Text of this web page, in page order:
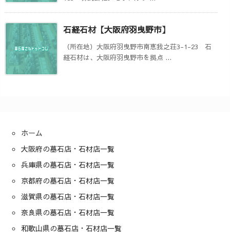
石経石材【大阪府羽曳野市】
（所在地）大阪府羽曳野市南恵我之荘3-1-23 石
経石材は、大阪府羽曳野市を拠点 ...
ホーム
大阪府の墓石店・石材店一覧
兵庫県の墓石店・石材店一覧
京都府の墓石店・石材店一覧
滋賀県の墓石店・石材店一覧
奈良県の墓石店・石材店一覧
和歌山県の墓石店・石材店一覧